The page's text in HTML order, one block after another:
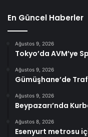
En Güncel Haberler
Ağustos 9, 2026
Tokyo’da AVM’ye
Ağustos 9, 2026
Gümüşhane’de
Ağustos 9, 2026
Beypazarı’nda
Ağustos 8, 2026
Esenyurt metrosu